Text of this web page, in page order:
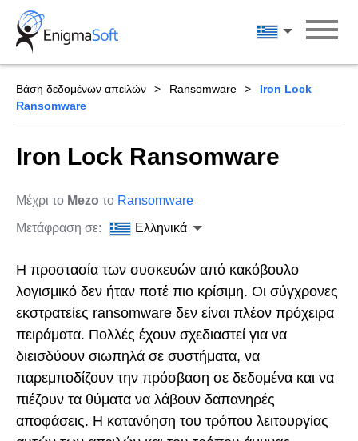
Skip
content
Ελληνικά
Βάση δεδομένων απειλών Ransomware
Iron Lock
Ransomware
Iron Lock Ransomware
Μέχρι το Mezo το Ransomware
Μετάφραση σε:
Ελληνικά
Η προστασία των συσκευών από κακόβουλο
λογισμικό δεν ήταν ποτέ πιο κρίσιμη. Οι σύγχρονες
εκστρατείες ransomware δεν είναι πλέον πρόχειρα
πειράματα. Πολλές έχουν σχεδιαστεί για να
διεισδύουν σιωπηλά σε συστήματα, να
παρεμποδίζουν την πρόσβαση σε δεδομένα και να
πιέζουν τα θύματα να λάβουν δαπανηρές
αποφάσεις. Η κατανόηση του τρόπου λειτουργίας